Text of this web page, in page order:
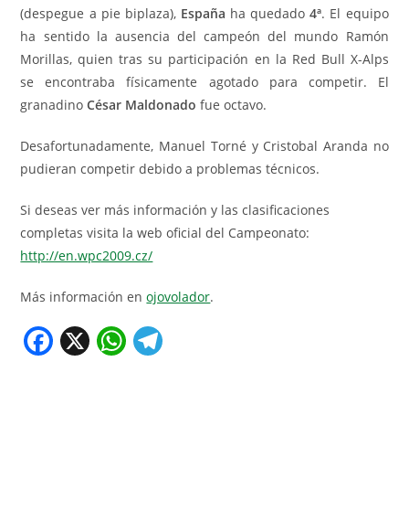
(despegue a pie biplaza), España ha quedado4ª. El equipo
ha sentido la ausencia del campeón del mundo Ramón
Morillas, quien tras su participación en la Red Bull X-Alps
se encontraba físicamente agotado para competir. El
granadino César Maldonado fue octavo.
Desafortunadamente, Manuel Torné y Cristobal Aranda no
pudieran competir debido a problemas técnicos.
Si deseas ver más información y las clasificaciones
completas visita la web oficial del Campeonato:
http://en.wpc2009.cz/
Más información enojovolador.
F X W
h